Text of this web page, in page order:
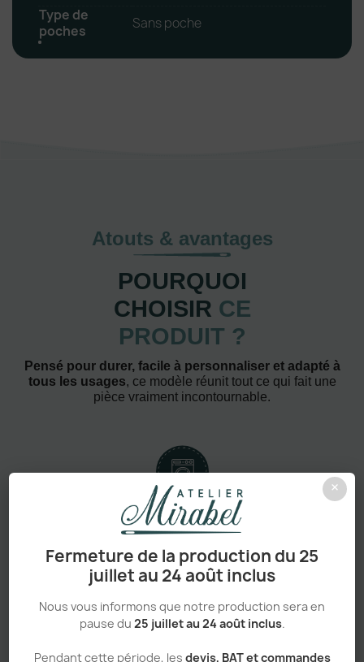
×
Fermeture de la production du 25
juillet au 24 août inclus
Nous vous informons que notre production sera en
pause du 25 juillet au 24 août inclus.
Pendant cette période, les devis, BAT et commandes
Type de
poches
Sans poche
Atouts & avantages
POURQUOI
CHOISIR CE
PRODUIT ?
Pensé pour durer, facile à personnaliser et adapté à
tous les usages, ce modèle réunit tout ce qui fait une
pièce vraiment incontournable.
Confort absolu & durabilité renforcée
Personnalisation haut de gamme